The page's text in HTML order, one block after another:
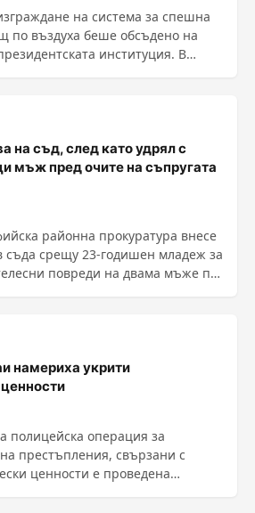
на система за спешна
по въздуха беше обсъдено на
институция. В
на съд, след като удрял с
мъж пред очите на съпругата
районна прокуратура внесе
съда срещу 23-годишен младеж за
повреди на двама мъже по
намериха укрити
полицейска операция за
престъпления, свързани с
ценности е проведена